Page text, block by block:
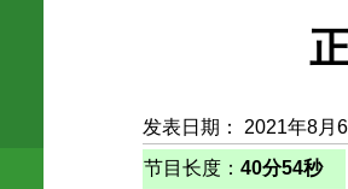
发表日期： 2021年8月
节目长度： 40分54秒